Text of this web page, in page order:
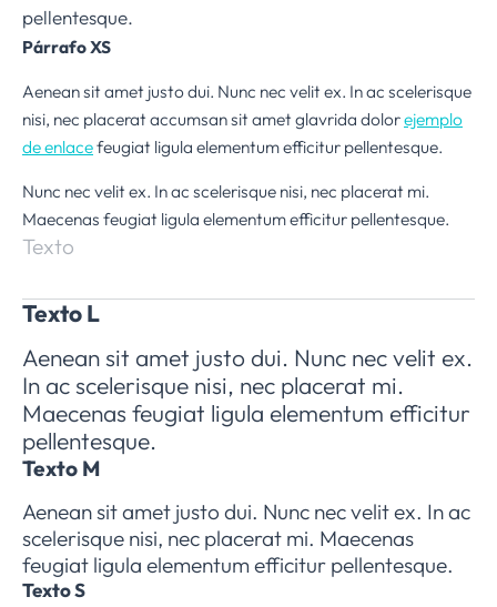
pellentesque.
Párrafo XS
Aenean sit amet justo dui. Nunc nec velit ex. In ac scelerisque
nisi, nec placerat accumsan sit amet glavrida dolorejemplo
de enlacefeugiat ligula elementum efficitur pellentesque.
Nunc nec velit ex. In ac scelerisque nisi, nec placerat mi.
Maecenas feugiat ligula elementum efficitur pellentesque.
Texto
Texto L
Aenean sit amet justo dui. Nunc nec velit ex.
In ac scelerisque nisi, nec placerat mi.
Maecenas feugiat ligula elementum efficitur
pellentesque.
Texto M
Aenean sit amet justo dui. Nunc nec velit ex. In ac
scelerisque nisi, nec placerat mi. Maecenas
feugiat ligula elementum efficitur pellentesque.
Texto S